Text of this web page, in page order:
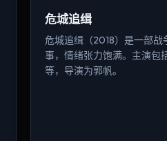
危城追缉
危城追缉（2018）是一部战
事，情绪张力饱满。主演包
等，导演为郭帆。